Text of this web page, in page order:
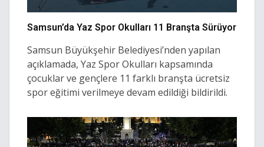
Samsun’da Yaz Spor Okulları 11 Branşta Sürüyor
Samsun Büyükşehir Belediyesi’nden yapılan
açıklamada, Yaz Spor Okulları kapsamında
çocuklar ve gençlere 11 farklı branşta ücretsiz
spor eğitimi verilmeye devam edildiği bildirildi.